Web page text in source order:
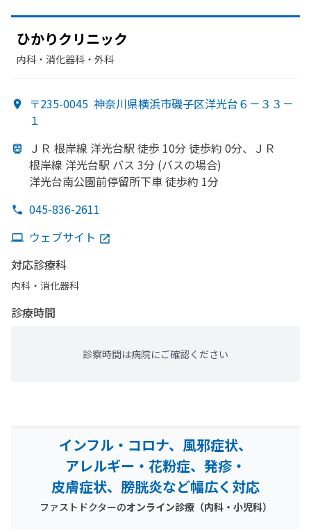
ひかりクリニック
内科・​消化器科・​外科
〒235-0045 神奈川県横浜市磯子区洋光台６－３３－
１
ＪＲ 根岸線 洋光台駅 徒歩 10分 徒歩約 0分、 ＪＲ
根岸線 洋光台駅 バス 3分 (バスの場合)
洋光台南公園前停留所下車 徒歩約 1分
045-836-2611
ウェブサイト
対応診療科
内科・​消化器科
診療時間
診察時間は病院にご確認ください
インフル・コロナ、風邪症状、
アレルギー・花粉症、発疹・
皮膚症状、膀胱炎など幅広く対応
ファストドクターのオンライン診療（内科・小児科）